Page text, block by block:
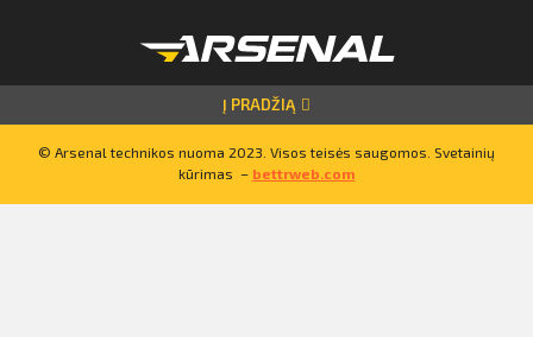
Į PRADŽIĄ
© Arsenal technikos nuoma 2023. Visos teisės saugomos. Svetainių
kūrimas – bettrweb.com